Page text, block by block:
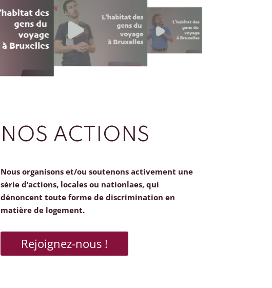
NOS ACTIONS
Nous organisons et/ou soutenons activement une
série d’actions, locales ou nationlaes, qui
dénoncent toute forme de discrimination en
matière de logement.
Rejoignez-nous !